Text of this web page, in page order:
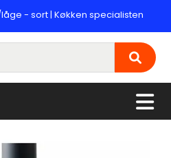
- sort | Køkken specialisten